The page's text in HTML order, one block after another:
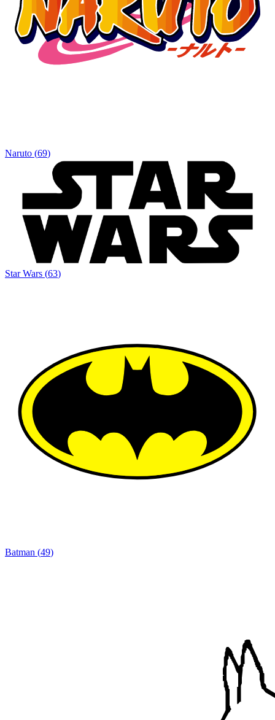
Naruto (69)
Star Wars (63)
Batman (49)